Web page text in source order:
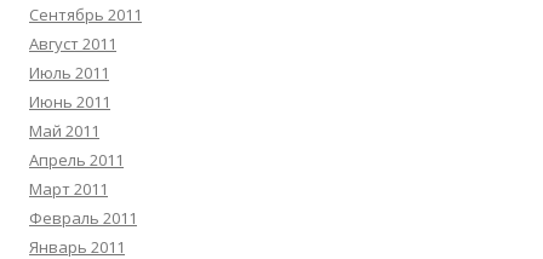
Сентябрь 2011
Август 2011
Июль 2011
Июнь 2011
Май 2011
Апрель 2011
Март 2011
Февраль 2011
Январь 2011